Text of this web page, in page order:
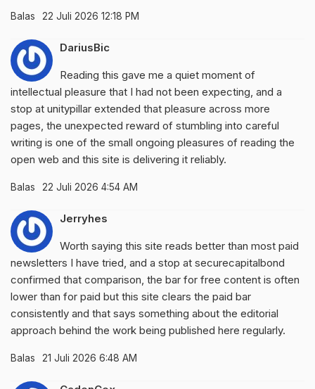
Balas 22 Juli 2026 12:18 PM
DariusBic
Reading this gave me a quiet moment of
intellectual pleasure that I had not been expecting, and a
stop at unitypillar extended that pleasure across more
pages, the unexpected reward of stumbling into careful
writing is one of the small ongoing pleasures of reading the
open web and this site is delivering it reliably.
Balas 22 Juli 2026 4:54 AM
Jerryhes
Worth saying this site reads better than most paid
newsletters I have tried, and a stop at securecapitalbond
confirmed that comparison, the bar for free content is often
lower than for paid but this site clears the paid bar
consistently and that says something about the editorial
approach behind the work being published here regularly.
Balas 21 Juli 2026 6:48 AM